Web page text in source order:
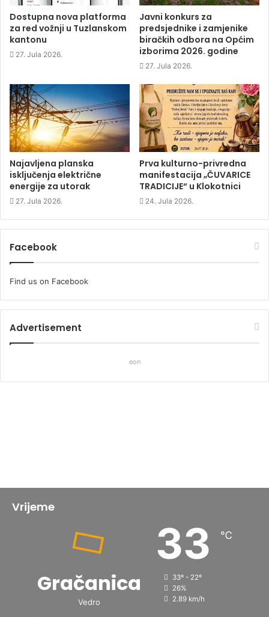
O
p
e
n
s
i
n
n
i
n
d
o
w
)
e
n
s
i
n
e
n
d
o
w
)
O
p
e
n
i
d
o
w
)
w
i
n
d
Dostupna nova platforma
za red vožnji u Tuzlanskom
kantonu
27. Jula 2026.
Javni konkurs za
predsjednike i zamjenike
biračkih odbora na Općim
izborima 2026. godine
27. Jula 2026.
Najavljena planska
isključenja električne
energije za utorak
27. Jula 2026.
Prva kulturno-privredna
manifestacija „ČUVARICE
TRADICIJE“ u Klokotnici
24. Jula 2026.
Facebook
Find us on Facebook
Advertisement
eon
Vrijeme
Gračanica
Vedro
33 ℃
33º - 22º
26%
2.89 km/h